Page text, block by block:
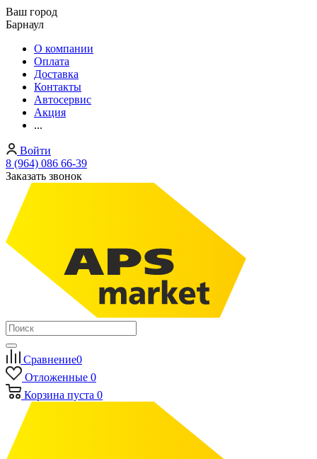
Ваш город
Барнаул
О компании
Оплата
Доставка
Контакты
Автосервис
Акция
...
Войти
8 (964) 086 66-39
Заказать звонок
Сравнение0
Отложенные 0
Корзина пуста 0